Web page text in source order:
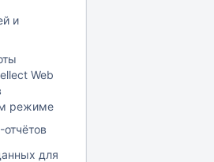
и
Web
режиме
для